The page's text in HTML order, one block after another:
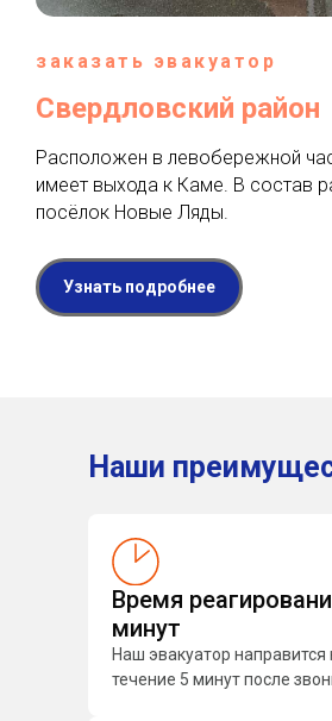
заказать эвакуатор
Свердловский район
Расположен в левобережной
имеет выхода к Каме. В состав
посёлок Новые Ляды.
Узнать подробнее
Время
минут
Наш эвакуатор направится
течение 5 минут после
Наши